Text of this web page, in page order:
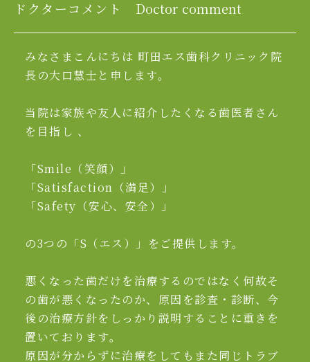
ドクターコメント Doctor comment
みなさまこんにちは 町田エス歯科クリニック院
長の大口慧士と申します。
当院は家族や友人に紹介したくなる歯医者さん
を目指し 、
「Smile（笑顔）」
「Satisfaction（満足）」
「Safety（安心、安全）」
の3つの「S（エス）」をご提供します。
悪くなった歯だけを治療するのではなく何故そ
の歯が悪くなったのか、原因を診査・診断、今
後の治療方針をしっかり説明することに重きを
置いております。
原因が分からずに治療をしてもまた同じトラブ